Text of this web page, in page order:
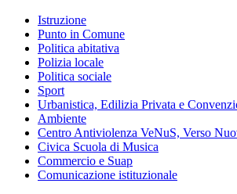
Istruzione
Punto in Comune
Politica abitativa
Polizia locale
Politica sociale
Sport
Urbanistica, Edilizia Privata e
Ambiente
Centro Antiviolenza VeNuS, Verso
Civica Scuola di Musica
Commercio e Suap
Comunicazione istituzionale